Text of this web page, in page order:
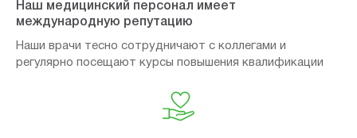
Наш медицинский персонал имеет
международную репутацию
Наши врачи тесно сотрудничают с коллегами и
регулярно посещают курсы повышения квалификации